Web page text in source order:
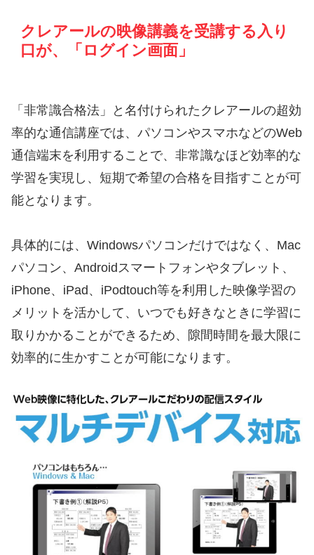
クレアールの映像講義を受講する入り
口が、「ログイン画面」
「非常識合格法」と名付けられたクレアールの超効
率的な通信講座では、パソコンやスマホなどのWeb
通信端末を利用することで、非常識なほど効率的な
学習を実現し、短期で希望の合格を目指すことが可
能となります。
具体的には、Windowsパソコンだけではなく、Mac
パソコン、Androidスマートフォンやタブレット、
iPhone、iPad、iPodtouch等を利用した映像学習の
メリットを活かして、いつでも好きなときに学習に
取りかかることができるため、隙間時間を最大限に
効率的に生かすことが可能になります。